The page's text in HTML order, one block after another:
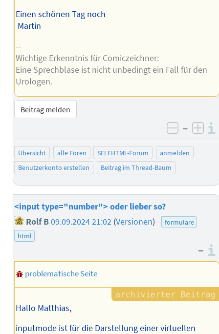
Einen schönen Tag noch
Martin
--
Wichtige Erkenntnis für Comiczeichner:
Eine Sprechblase ist nicht unbedingt ein Fall für den
Urologen.
Beitrag melden
negativ
–
Übersicht alle Foren SELFHTML-Forum
anmelden
Benutzerkonto erstellen
Beitrag im Thread-Baum
<input type="number"> oder lieber so?
Rolf B09.09.2024 21:02 (Versionen)
formulare
html
–
problematische Seite
Hallo Matthias,
inputmode ist für die Darstellung einer virtuellen